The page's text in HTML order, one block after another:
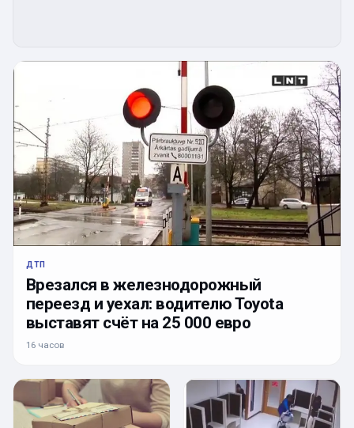
ДТП
Врезался в железнодорожный
переезд и уехал: водителю Toyota
выставят счёт на 25 000 евро
16 часов